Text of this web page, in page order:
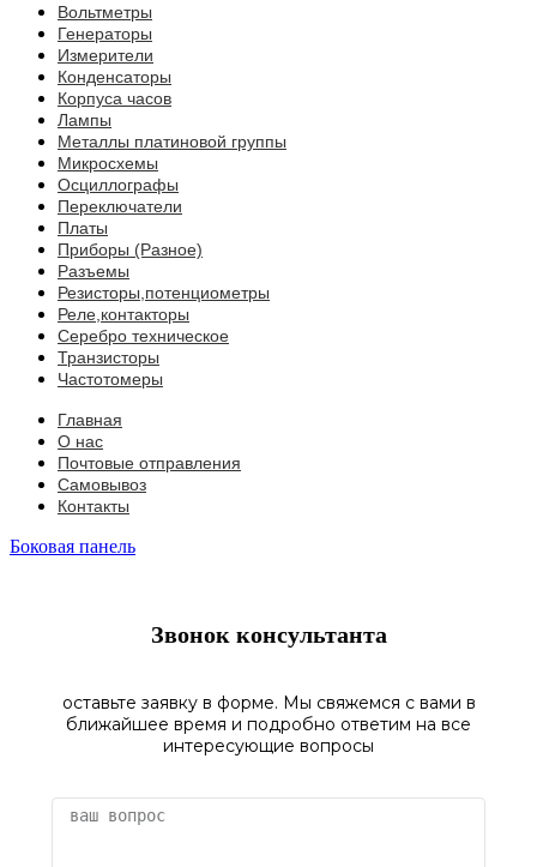
Вольтметры
Генераторы
Измерители
Конденсаторы
Корпуса часов
Лампы
Металлы платиновой группы
Микросхемы
Осциллографы
Переключатели
Платы
Приборы (Разное)
Разъемы
Резисторы,потенциометры
Реле,контакторы
Серебро техническое
Транзисторы
Частотомеры
Главная
О нас
Почтовые отправления
Самовывоз
Контакты
Боковая панель
Звонок консультанта
оставьте заявку в форме. Мы свяжемся с вами в
ближайшее время и подробно ответим на все
интересующие вопросы